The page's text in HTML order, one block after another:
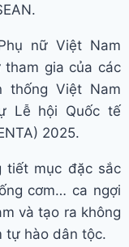
nữ Việt Nam
tham gia của các
thống Việt Nam
Lễ hội Quốc tế
2025.
tiết mục đặc sắc
cơm… ca ngợi
và tạo ra không
tự hào dân tộc.